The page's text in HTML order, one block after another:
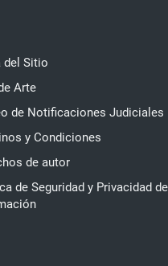
del Sitio
Arte
de Notificaciones Judiciales
y Condiciones
de autor
de Seguridad y Privacidad